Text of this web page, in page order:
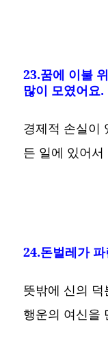
23.꿈에 이불
많이 모였어요.
경제적 손실이
든 일에 있어
24.돈벌레가
뜻밖에 신의
행운의 여신을